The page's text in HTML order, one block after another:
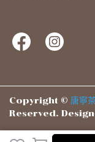
Copyright © 唐寧
Reserved.